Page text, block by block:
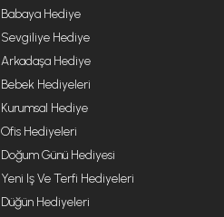
Babaya Hediye
Sevgiliye Hediye
Arkadaşa Hediye
Bebek Hediyeleri
Kurumsal Hediye
Ofis Hediyeleri
Doğum Günü Hediyesi
Yeni Iş Ve Terfi Hediyeleri
Düğün Hediyeleri